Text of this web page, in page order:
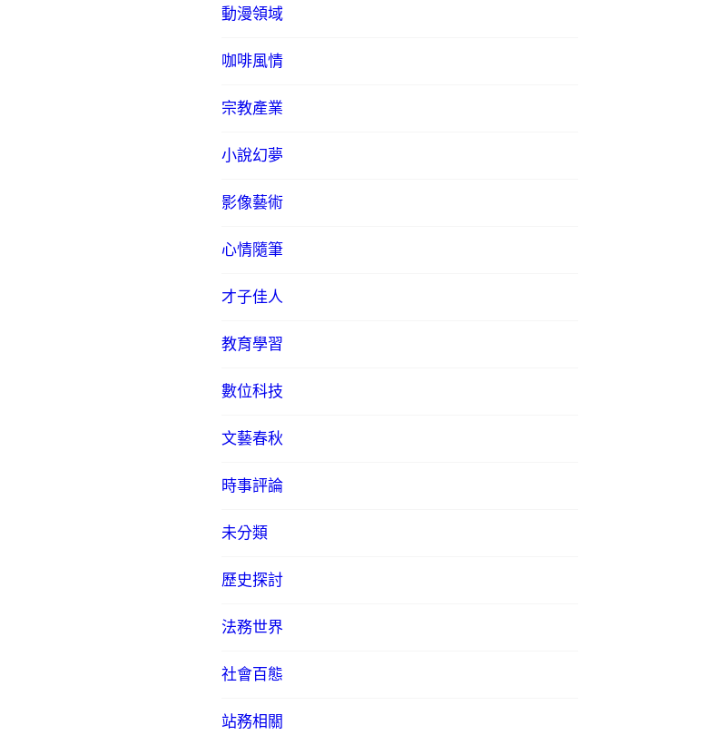
動漫領域
咖啡風情
宗教產業
小說幻夢
影像藝術
心情隨筆
才子佳人
教育學習
數位科技
文藝春秋
時事評論
未分類
歷史探討
法務世界
社會百態
站務相關